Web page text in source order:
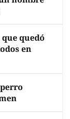
quedó
en